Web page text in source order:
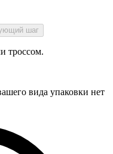
троссом.
вида упаковки нет